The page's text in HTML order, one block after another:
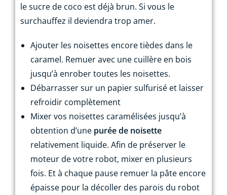
le sucre de coco est déjà brun. Si vous le
surchauffez il deviendra trop amer.
Ajouter les noisettes encore tièdes dans le
caramel. Remuer avec une cuillère en bois
jusqu’à enrober toutes les noisettes.
Débarrasser sur un papier sulfurisé et laisser
refroidir complètement
Mixer vos noisettes caramélisées jusqu’à
obtention d’une purée de noisette
relativement liquide. Afin de préserver le
moteur de votre robot, mixer en plusieurs
fois. Et à chaque pause remuer la pâte encore
épaisse pour la décoller des parois du robot